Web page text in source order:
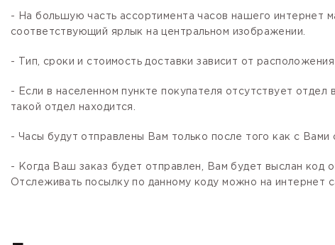
- На большую часть ассортимента часов нашего
соответствующий ярлык на центральном изображении.
- Тип, сроки и стоимость доставки зависит от
- Если в населенном пункте покупателя отсутствует
такой отдел находится.
- Часы будут отправлены Вам только после того как с
- Когда Ваш заказ будет отправлен, Вам будет выслан код
Отслеживать посылку по данному коду можно на интернет